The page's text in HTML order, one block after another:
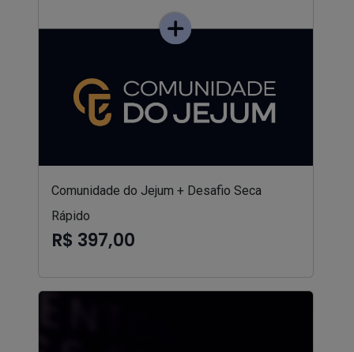
Comunidade do Jejum + Desafio Seca
Rápido
R$ 397,00